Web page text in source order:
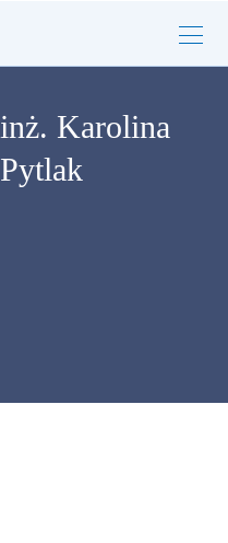
inż. Karolina
Pytlak